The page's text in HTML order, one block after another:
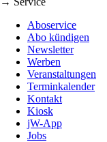
Aboservice
Abo kündigen
Newsletter
Werben
Veranstaltungen
Terminkalender
Kontakt
Kiosk
jW-App
Jobs